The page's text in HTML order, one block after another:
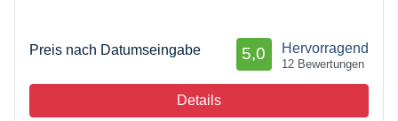
Preis nach Datumseingabe Hervorragend
5,0
12 Bewertungen
Details